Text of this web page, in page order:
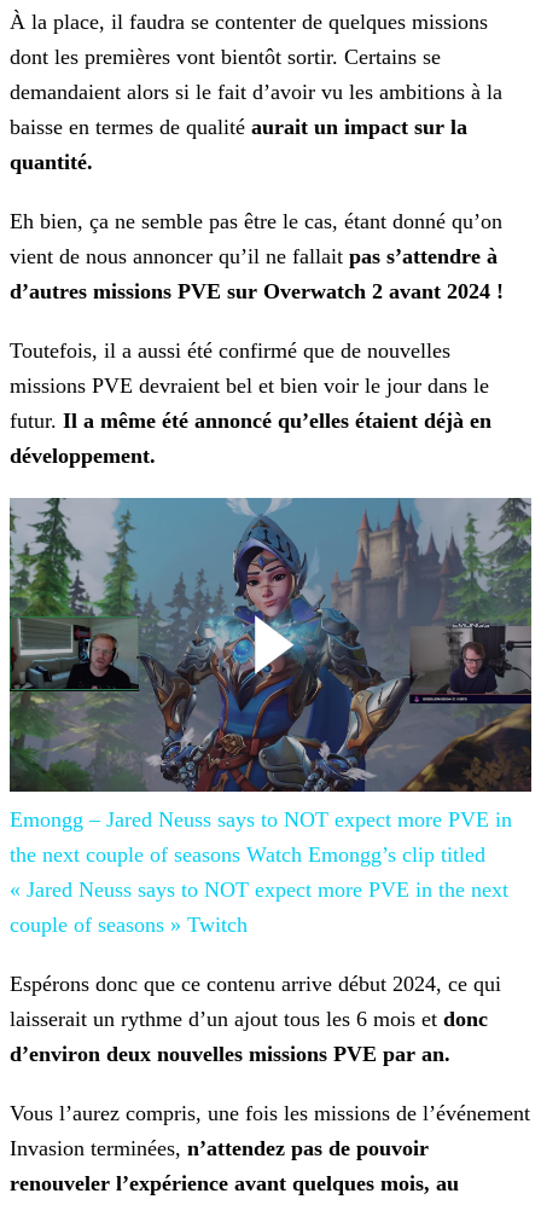
À la place, il faudra se contenter de quelques missions
dont les premières vont bientôt sortir. Certains se
demandaient alors si le fait d’avoir vu les ambitions à la
baisse en termes de qualité aurait un impact sur la
quantité.
Eh bien, ça ne semble pas être le cas, étant donné qu’on
vient de nous annoncer qu’il ne fallait pas s’attendre à
d’autres missions PVE sur Overwatch 2 avant 2024 !
Toutefois, il a aussi été confirmé que de nouvelles
missions PVE devraient bel et bien voir le jour dans le
futur. Il a même été annoncé qu’elles étaient déjà en
développement.
Emongg – Jared Neuss says to NOT expect more PVE in
the next couple of seasons Watch Emongg’s clip titled
« Jared Neuss says to NOT expect more PVE in the next
couple of seasons » Twitch
Espérons donc que ce contenu arrive début 2024, ce qui
laisserait un rythme d’un ajout tous les 6 mois et donc
d’environ deux nouvelles missions PVE par an.
Vous l’aurez compris, une fois les missions de l’événement
Invasion terminées, n’attendez pas de pouvoir
renouveler l’expérience avant quelques mois, au